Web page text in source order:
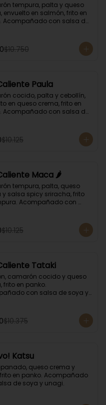
tempura, palta y queso
envuelto en salmón, frito en
Acompañado con salsa de
$10.750
Paula
cocido, palta y cebollín,
en queso crema, frito en
Acompañado con salsa de
$10.125
Maca 🌶️
tempura, palta, queso
y salsa spicy sriracha, frito
Acompañado con
$10.125
Tataki
camarón cocido y queso
frito en panko.
con salsa de soya y
$10.375
Katsu
queso crema y
en panko. Acompañado
de soya y unagi.